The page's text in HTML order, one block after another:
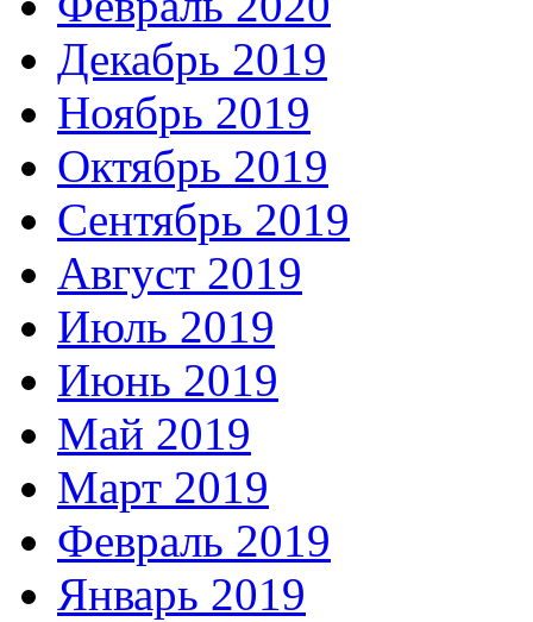
Декабрь 2019
Ноябрь 2019
Октябрь 2019
Сентябрь 2019
Август 2019
Июль 2019
Июнь 2019
Май 2019
Март 2019
Февраль 2019
Январь 2019